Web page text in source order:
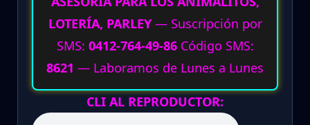
LOTERÍA, PARLEY— Suscripción por
SMS: 0412-764-49-86 Código SMS:
8621 — Laboramos de Lunes a Lunes
CLI AL REPRODUCTOR: